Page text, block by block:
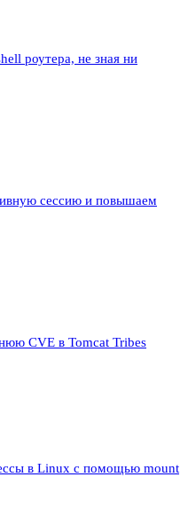
роутера, не зная ни
сессию и повышаем
CVE в Tomcat Tribes
в Linux c помощью mount